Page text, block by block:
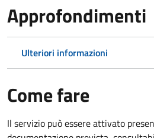
Approfondimenti
Ulteriori informazioni
Come fare
Il servizio può essere attivato